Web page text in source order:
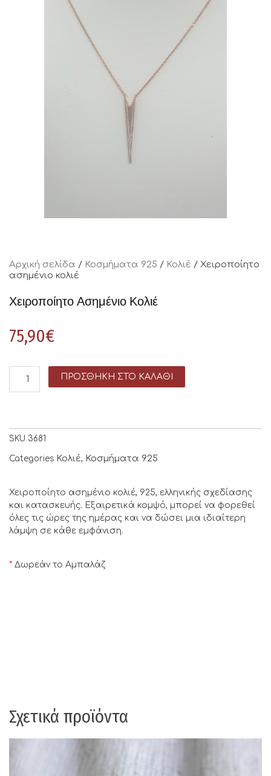
Αρχική σελίδα / Κοσμήματα 925 / Κολιέ / Χειροποίητο
ασημένιο κολιέ
Χειροποίητο Ασημένιο Κολιέ
75,90€
ΠΡΟΣΘΉΚΗ ΣΤΟ ΚΑΛΆΘΙ
SKU 3681
Categories Κολιέ, Κοσμήματα 925
Χειροποίητο ασημένιο κολιέ, 925, ελληνικής σχεδίασης
και κατασκευής. Εξαιρετικά κομψό, μπορεί να φορεθεί
όλες τις ώρες της ημέρας και να δώσει μια ιδιαίτερη
λάμψη σε κάθε εμφάνιση.
* Δωρεάν το Αμπαλάζ
Σχετικά προϊόντα